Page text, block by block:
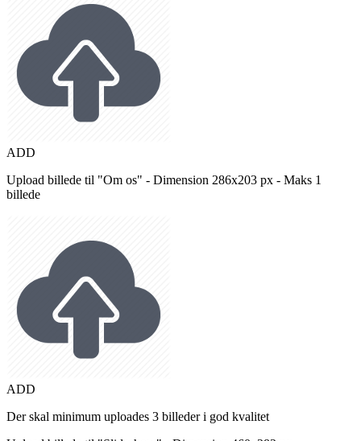
ADD
Upload billede til "Om os" - Dimension 286x203 px - Maks 1
billede
ADD
Der skal minimum uploades 3 billeder i god kvalitet